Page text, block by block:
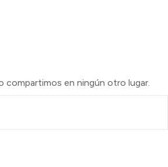
compartimos en ningún otro lugar.